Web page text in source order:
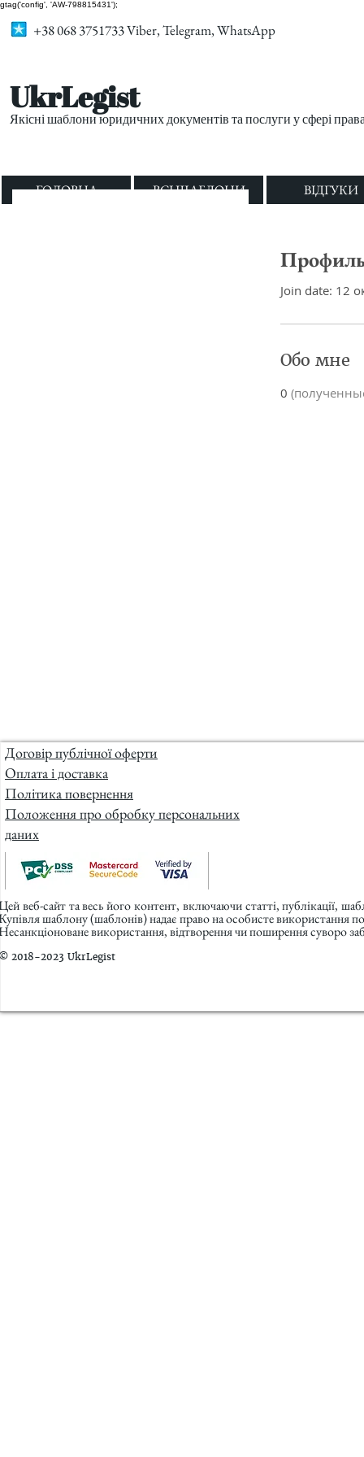
gtag('config', 'AW-798815431');
+38 068 3751733 Viber, Telegram, WhatsApp
UkrLegist
Якісні шаблони юридичних документів та послуги у сфері
ГОЛОВНА ВСІ ШАБЛОНИ ВІДГУКИ
Join date: 12
Обо мне
0
Договір публічної оферти
Оплата і доставка
Політика повернення
Положення про обробку персональних
даних
веб-сайт та весь його контент, включаючи статті, публікації,
шаблону (шаблонів) надає право на особисте використання
використання, відтворення чи поширення суворо
2018-2023 UkrLegist